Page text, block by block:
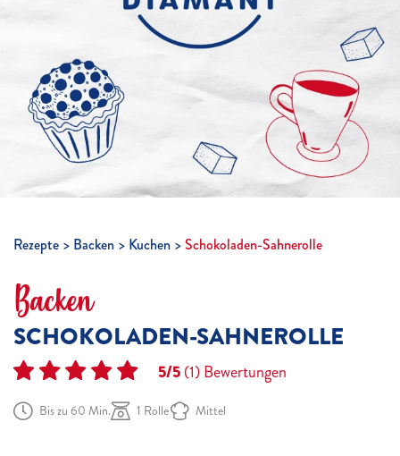
Rezepte Backen Kuchen Schokoladen-Sahnerolle
Backen
SCHOKOLADEN-SAHNEROLLE
5/5(1)Bewertungen
Bis zu 60 Min. 1 Rolle Mittel